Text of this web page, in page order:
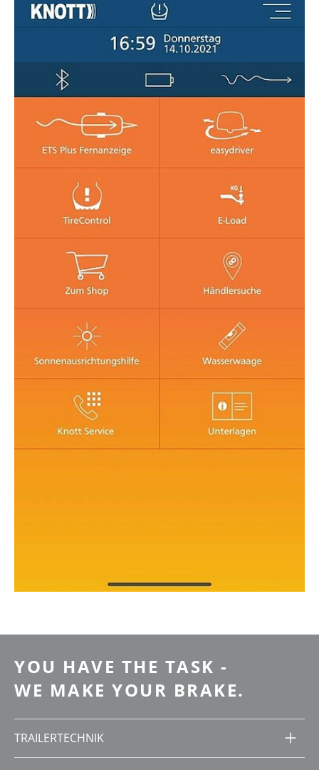
YOU HAVE THE TASK -
WE MAKE YOUR BRAKE.
TRAILERTECHNIK